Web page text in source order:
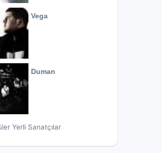
Vega
Duman
Yerli Sanatçılar